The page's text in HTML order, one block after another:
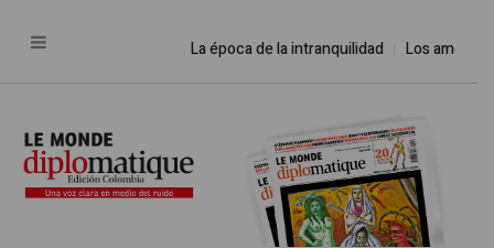
La época de la intranquilidad Los amos